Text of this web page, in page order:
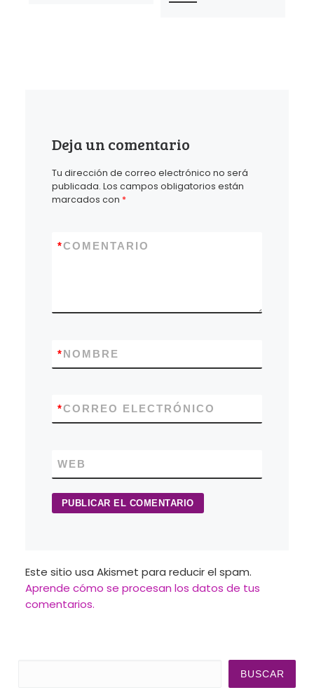
Deja un comentario
Tu dirección de correo electrónico no será
publicada. Los campos obligatorios están
marcados con *
COMENTARIO
*
NOMBRE
*
CORREO ELECTRÓNICO
*
WEB
Este sitio usa Akismet para reducir el spam.
Aprende cómo se procesan los datos de tus
comentarios.
BUSCAR